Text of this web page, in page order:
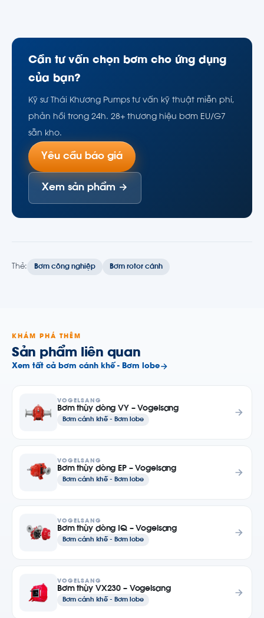
Cần tư vấn chọn bơm cho ứng dụng
của bạn?
Kỹ sư Thái Khương Pumps tư vấn kỹ thuật miễn phí,
phản hồi trong 24h. 28+ thương hiệu bơm EU/G7
sẵn kho.
Yêu cầu báo giá
Xem sản phẩm →
Thẻ: Bơm công nghiệp Bơm rotor cánh
KHÁM PHÁ THÊM
Sản phẩm liên quan
Xem tất cả bơm cánh khế - Bơm lobe
VOGELSANG
Bơm thùy dòng VY – Vogelsang
Bơm cánh khế - Bơm lobe
VOGELSANG
Bơm thùy dòng EP – Vogelsang
Bơm cánh khế - Bơm lobe
VOGELSANG
Bơm thùy dòng IQ – Vogelsang
Bơm cánh khế - Bơm lobe
VOGELSANG
Bơm thùy VX230 – Vogelsang
Bơm cánh khế - Bơm lobe